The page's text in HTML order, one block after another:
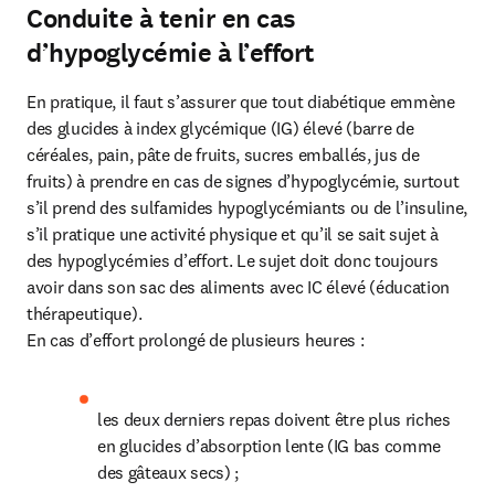
Conduite à tenir en cas
d’hypoglycémie à l’effort
En pratique, il faut s’assurer que tout diabétique emmène
des glucides à index glycémique (IG) élevé (barre de
céréales, pain, pâte de fruits, sucres emballés, jus de
fruits) à prendre en cas de signes d’hypoglycémie, surtout
s’il prend des sulfamides hypoglycémiants ou de l’insuline,
s’il pratique une activité physique et qu’il se sait sujet à
des hypoglycémies d’effort. Le sujet doit donc toujours
avoir dans son sac des aliments avec IC élevé (éducation
thérapeutique).
En cas d’effort prolongé de plusieurs heures :
les deux derniers repas doivent être plus riches
en glucides d’absorption lente (IG bas comme
des gâteaux secs) ;